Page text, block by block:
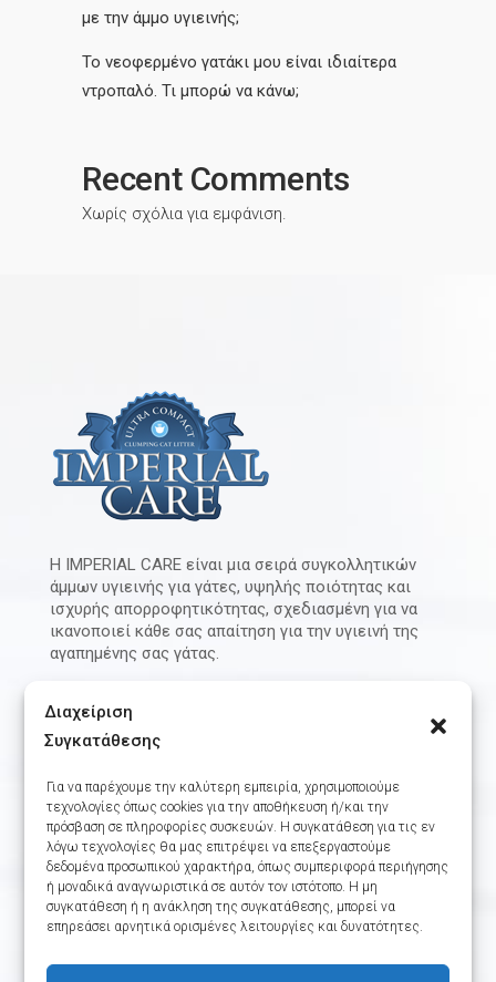
Διαχείριση
Συγκατάθεσης
Για να παρέχουμε την καλύτερη εμπειρία, χρησιμοποιούμε
τεχνολογίες όπως cookies για την αποθήκευση ή/και την
πρόσβαση σε πληροφορίες συσκευών. Η συγκατάθεση για τις εν
λόγω τεχνολογίες θα μας επιτρέψει να επεξεργαστούμε
δεδομένα προσωπικού χαρακτήρα, όπως συμπεριφορά περιήγησης
ή μοναδικά αναγνωριστικά σε αυτόν τον ιστότοπο. Η μη
συγκατάθεση ή η ανάκληση της συγκατάθεσης, μπορεί να
επηρεάσει αρνητικά ορισμένες λειτουργίες και δυνατότητες.
με την άμμο υγιεινής;
Το νεοφερμένο γατάκι μου είναι ιδιαίτερα
ντροπαλό. Τι μπορώ να κάνω;
Recent Comments
Χωρίς σχόλια για εμφάνιση.
Η IMPERIAL CARE είναι μια σειρά συγκολλητικών
άμμων υγιεινής για γάτες, υψηλής ποιότητας και
ισχυρής απορροφητικότητας, σχεδιασμένη για να
ικανοποιεί κάθε σας απαίτηση για την υγιεινή της
αγαπημένης σας γάτας.
Newsletter
Επικοινωνία
Πεντέλης 8Α, 175 64 Αθήνα
Τηλ.: 210-9485800
Email:petcare@geohellas.com